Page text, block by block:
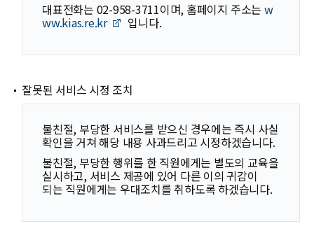
대표전화는 02-958-3711이며, 홈페이지 주소는 w
ww.kias.re.kr 입니다.
잘못된 서비스 시정 조치
불친절, 부당한 서비스를 받으신 경우에는 즉시 사실
확인을 거쳐 해당 내용 사과드리고 시정하겠습니다.
불친절, 부당한 행위를 한 직원에게는 별도의 교육을
실시하고, 서비스 제공에 있어 다른 이의 귀감이
되는 직원에게는 우대조치를 취하도록 하겠습니다.